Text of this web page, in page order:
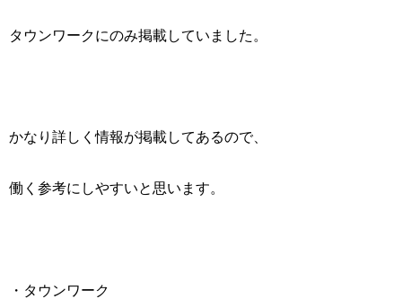
タウンワークにのみ掲載していました。
かなり詳しく情報が掲載してあるので、
働く参考にしやすいと思います。
・タウンワーク